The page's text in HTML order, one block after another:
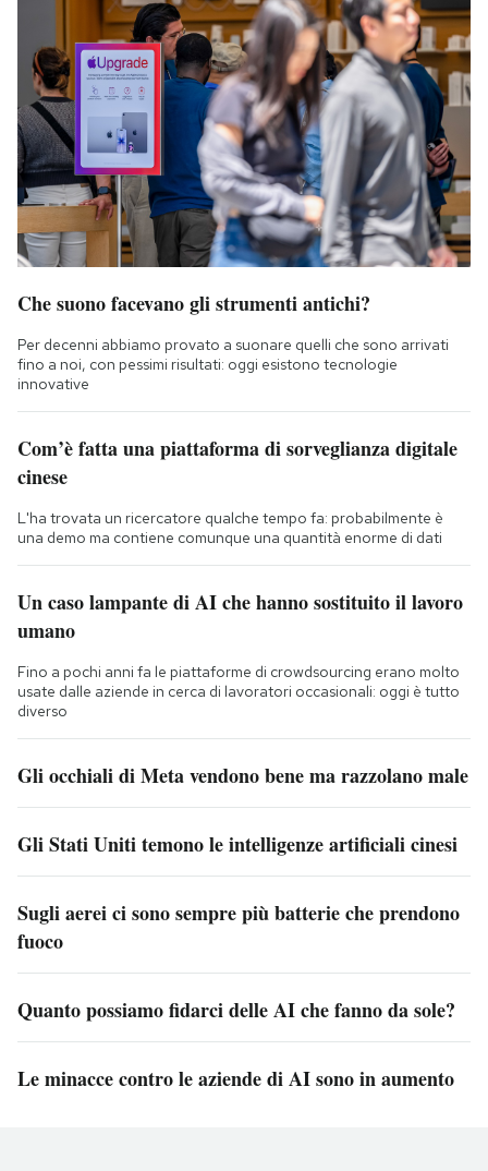
Che suono facevano gli strumenti antichi?
Per decenni abbiamo provato a suonare quelli che sono arrivati
fino a noi, con pessimi risultati: oggi esistono tecnologie
innovative
Com’è fatta una piattaforma di sorveglianza digitale
cinese
L'ha trovata un ricercatore qualche tempo fa: probabilmente è
una demo ma contiene comunque una quantità enorme di dati
Un caso lampante di AI che hanno sostituito il lavoro
umano
Fino a pochi anni fa le piattaforme di crowdsourcing erano molto
usate dalle aziende in cerca di lavoratori occasionali: oggi è tutto
diverso
Gli occhiali di Meta vendono bene ma razzolano male
Gli Stati Uniti temono le intelligenze artificiali cinesi
Sugli aerei ci sono sempre più batterie che prendono
fuoco
Quanto possiamo fidarci delle AI che fanno da sole?
Le minacce contro le aziende di AI sono in aumento